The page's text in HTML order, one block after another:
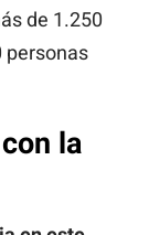
de 1.250
personas
la